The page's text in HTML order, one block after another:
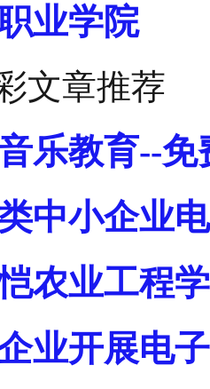
业学院
文章推荐
乐教育--免
中小企业
农业工程学
业开展电